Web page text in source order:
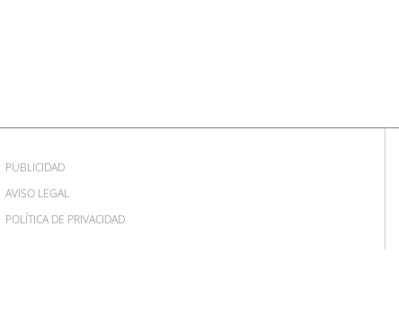
PUBLICIDAD
AVISO LEGAL
POLÍTICA DE PRIVACIDAD